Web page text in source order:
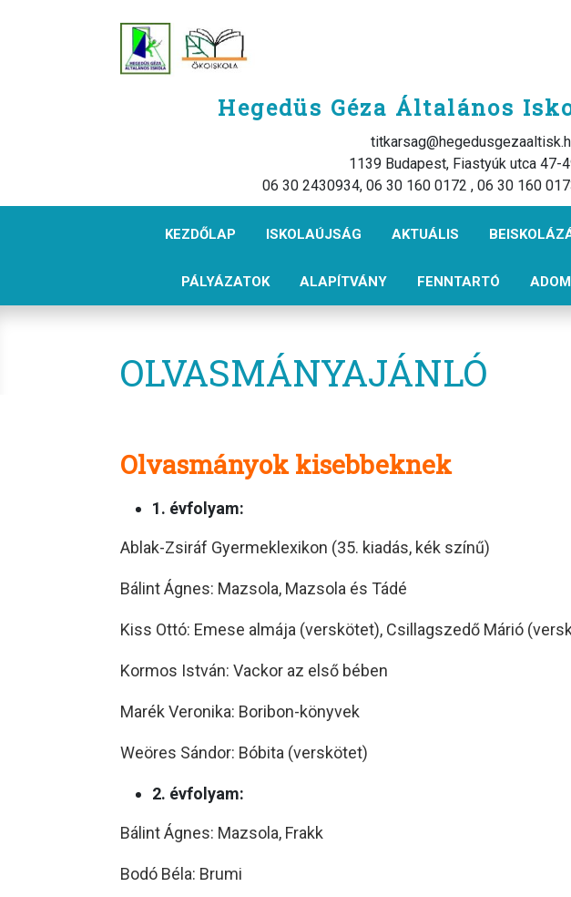
Hegedüs Géza Általános
1139 Budapest, Fiastyúk utca 47-
06 30 2430934, 06 30 160 0172 , 06 30 160
KEZDŐLAP ISKOLAÚJSÁG AKTUÁLIS
PÁLYÁZATOK ALAPÍTVÁNY FENNTARTÓ
OLVASMÁNYAJÁNLÓ
Olvasmányok kisebbeknek
1. évfolyam:
Ablak-Zsiráf Gyermeklexikon (35. kiadás, kék színű)
Bálint Ágnes: Mazsola, Mazsola és Tádé
Kiss Ottó: Emese almája (verskötet), Csillagszedő Márió
Kormos István: Vackor az első bében
Marék Veronika: Boribon-könyvek
Weöres Sándor: Bóbita (verskötet)
2. évfolyam:
Bálint Ágnes: Mazsola, Frakk
Bodó Béla: Brumi